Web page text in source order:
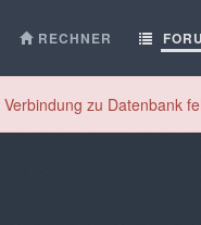
RECHNER
Verbindung zu Datenbank